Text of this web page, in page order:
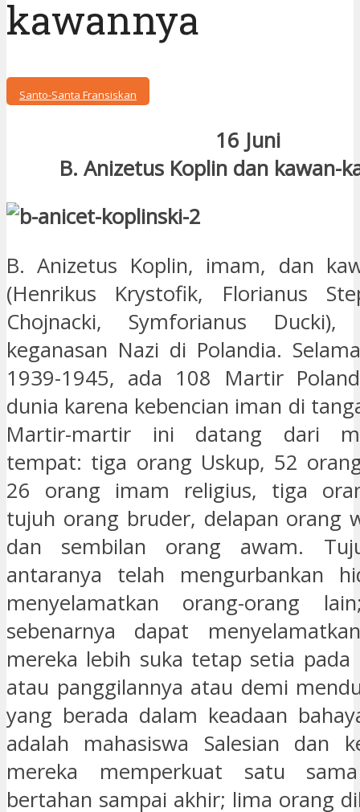
kawannya
Santo-Santa Fransiskan
16 Juni
B. Anizetus Koplin dan kawan-
B. Anizetus Koplin, imam, dan
(Henrikus Krystofik, Florianus
Chojnacki, Symforianus Ducki),
keganasan Nazi di Polandia.
1939-1945, ada 108 Martir
dunia karena kebencian iman di
Martir-martir ini datang dari
tempat: tiga orang Uskup, 52
26 orang imam religius, tiga
tujuh orang bruder, delapan orang
dan sembilan orang awam.
antaranya telah mengurbankan
menyelamatkan orang-orang
sebenarnya dapat
mereka lebih suka tetap setia pada
atau panggilannya atau demi
yang berada dalam keadaan
adalah mahasiswa Salesian dan
mereka memperkuat satu
bertahan sampai akhir; lima orang